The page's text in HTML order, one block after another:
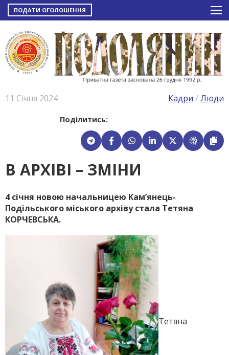
ПОДАТИ ОГОЛОШЕННЯ
11 Січня 2024 Кадри /Люди
Поділитись:
В АРХІВІ – ЗМІНИ
4 січня новою начальницею Ка­м’янець-
Подільського міського архіву стала Тетяна
КОРЧЕВСЬКА.
Тетяна